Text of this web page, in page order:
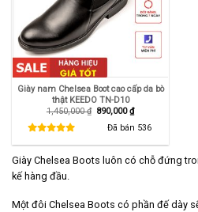
Giày nam Chelsea Boot cao cấp da bò
thật KEEDO TN-D10
1,450,000₫ Giá
890,000₫Giá
hiện
tại
Đã bán 536
Giày Chelsea Boots luôn có chỗ đứng
kế hàng đầu.
Một đôi Chelsea Boots có phần đế dày